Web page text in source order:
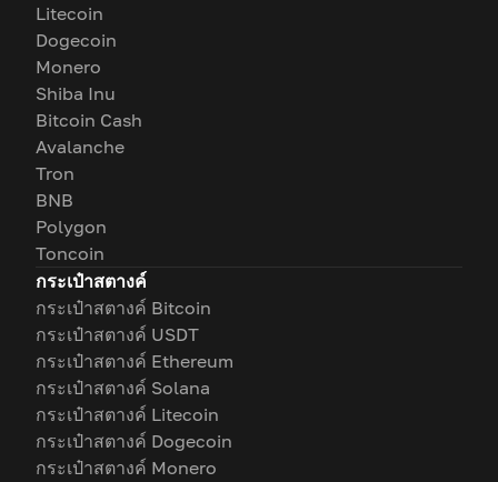
Litecoin
Dogecoin
Monero
Shiba Inu
Bitcoin Cash
Avalanche
Tron
BNB
Polygon
Toncoin
กระเป๋าสตางค์
กระเป๋าสตางค์ Bitcoin
กระเป๋าสตางค์ USDT
กระเป๋าสตางค์ Ethereum
กระเป๋าสตางค์ Solana
กระเป๋าสตางค์ Litecoin
กระเป๋าสตางค์ Dogecoin
กระเป๋าสตางค์ Monero